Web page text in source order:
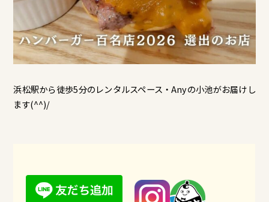
浜松駅から徒歩5分のレンタルスペース・Anyの小池がお届けし
ます(^^)/